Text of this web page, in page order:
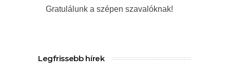
Gratulálunk a szépen szavalóknak!
Legfrissebb hírek